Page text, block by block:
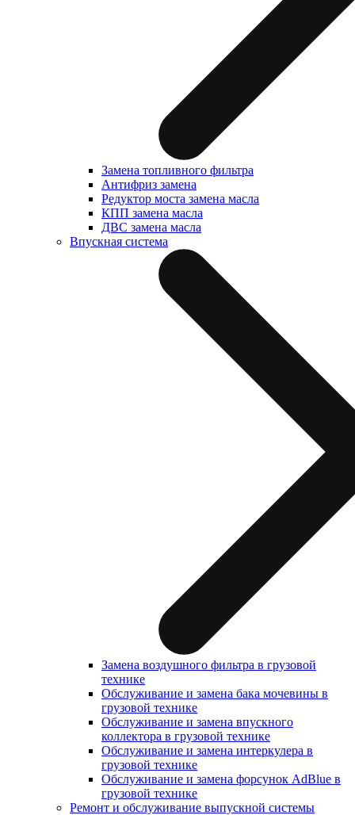
Замена топливного фильтра
Антифриз замена
Редуктор моста замена масла
КПП замена масла
ДВС замена масла
Впускная система
Замена воздушного фильтра в грузовой
технике
Обслуживание и замена бака мочевины в
грузовой технике
Обслуживание и замена впускного
коллектора в грузовой технике
Обслуживание и замена интеркулера в
грузовой технике
Обслуживание и замена форсунок AdBlue в
грузовой технике
Ремонт и обслуживание выпускной системы